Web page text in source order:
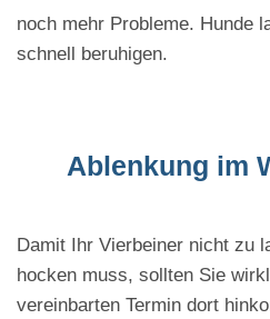
noch mehr Probleme. Hunde
schnell beruhigen.
Ablenkung im
Damit Ihr Vierbeiner nicht zu
hocken muss, sollten Sie
vereinbarten Termin dort